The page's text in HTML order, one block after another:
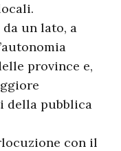
un lato, a
province e,
della pubblica
con il